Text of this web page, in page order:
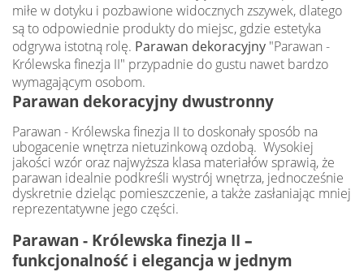
miłe w dotyku i pozbawione widocznych zszywek, dlatego
są to odpowiednie produkty do miejsc, gdzie estetyka
odgrywa istotną rolę. Parawan dekoracyjny "Parawan -
Królewska finezja II" przypadnie do gustu nawet bardzo
wymagającym osobom.
Parawan dekoracyjny dwustronny
Parawan - Królewska finezja II to doskonały sposób na
ubogacenie wnętrza nietuzinkową ozdobą. Wysokiej
jakości wzór oraz najwyższa klasa materiałów sprawią, że
parawan idealnie podkreśli wystrój wnętrza, jednocześnie
dyskretnie dzieląc pomieszczenie, a także zasłaniając mniej
reprezentatywne jego części.
Parawan - Królewska finezja II –
funkcjonalność i elegancja w jednym